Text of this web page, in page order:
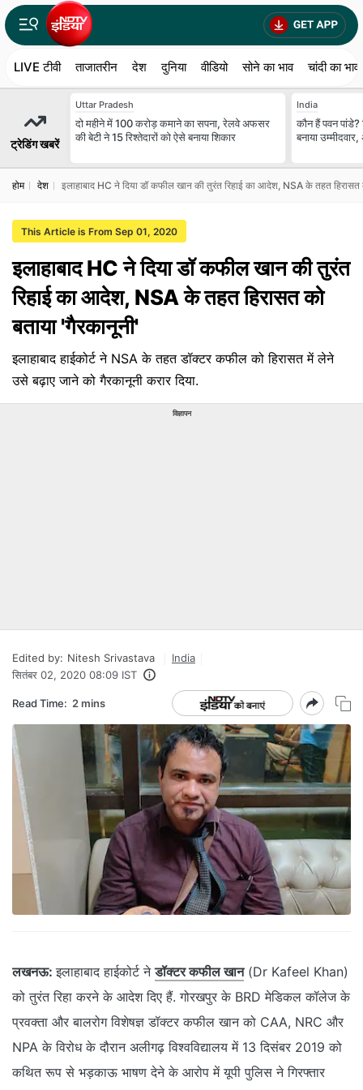
LIVE टीवी ताजातरीन देश दुनिया वीडियो सोने का भाव चांदी का भाव
ट्रेडिंग खबरें
Uttar Pradesh
दो महीने में 100 करोड़ कमाने का सपना, रेलवे अफसर
की बेटी ने 15 रिश्तेदारों को ऐसे बनाया शिकार
India
कौन हैं पवन
बनाया
होम देश इलाहाबाद HC ने दिया डॉ कफील खान की तुरंत रिहाई का आदेश, NSA के तहत हिरासत
This Article is From Sep 01, 2020
इलाहाबाद HC ने दिया डॉ कफील खान की तुरंत
रिहाई का आदेश, NSA के तहत हिरासत को
बताया 'गैरकानूनी'
इलाहाबाद हाईकोर्ट ने NSA के तहत डॉक्टर कफील को हिरासत में लेने
उसे बढ़ाए जाने को गैरकानूनी करार दिया.
विज्ञापन
Edited by: Nitesh Srivastava
India
सितंबर 02, 2020 08:09 IST
Read Time: 2 mins
लखनऊ: इलाहाबाद हाईकोर्ट नेडॉक्टर कफील खान(Dr Kafeel Khan)
को तुरंत रिहा करने के आदेश दिए हैं. गोरखपुर के BRD मेडिकल कॉलेज के
प्रवक्ता और बालरोग विशेषज्ञ डॉक्टर कफील खान को CAA, NRC और
NPA के विरोध के दौरान अलीगढ़ विश्वविद्यालय में 13 दिसंबर 2019 को
कथित रूप से भड़काऊ भाषण देने के आरोप में यूपी पुलिस ने गिरफ्तार